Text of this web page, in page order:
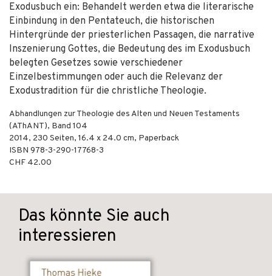
Exodusbuch ein: Behandelt werden etwa die literarische
Einbindung in den Pentateuch, die historischen
Hintergründe der priesterlichen Passagen, die narrative
Inszenierung Gottes, die Bedeutung des im Exodusbuch
belegten Gesetzes sowie verschiedener
Einzelbestimmungen oder auch die Relevanz der
Exodustradition für die christliche Theologie.
Abhandlungen zur Theologie des Alten und Neuen Testaments
(AThANT), Band 104
2014, 230 Seiten, 16.4 x 24.0 cm, Paperback
ISBN 978-3-290-17768-3
CHF 42.00
Das könnte Sie auch
interessieren